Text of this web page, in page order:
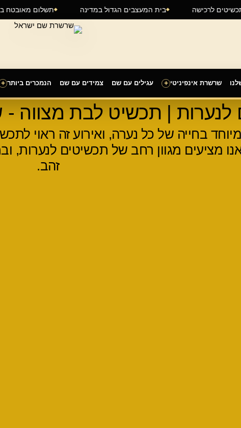
תשלום בית המעצבים הגדול במדינה
שרשרת אינפיניטי + עגילים עם שם צמידים עם שם הנמכרים ביותר +
לנערות | תכשיט לבת מצווה
מיוחד בחייה של כל נערה, ואירוע זה ראוי
מציעים מגוון רחב של תכשיטים לנערות,
זהב.